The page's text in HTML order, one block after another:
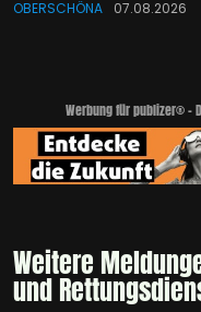
OBERSCHÖNA 07.08.2026
Werbung für publizer® -
Weitere
und